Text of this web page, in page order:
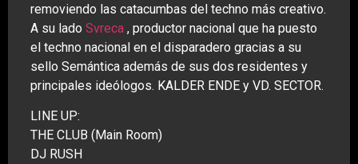
removiendo las catacumbas del techno más creativo.
A su lado Svreca , productor nacional que ha puesto
el techno nacional en el disparadero gracias a su
sello Semántica además de sus dos residentes y
principales ideólogos. KALDER ENDE y VD. SECTOR.
LINE UP:
THE CLUB (Main Room)
DJ RUSH